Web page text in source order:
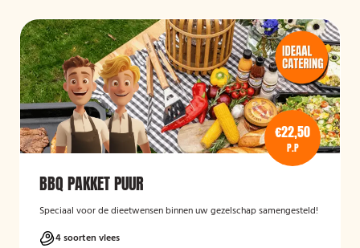
€22,50
P.P
BBQ PAKKET PUUR
Speciaal voor de dieetwensen binnen uw gezelschap samengesteld!
4 soorten vlees